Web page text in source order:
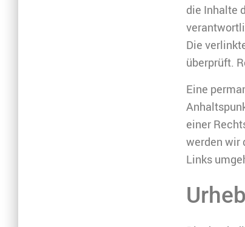
die Inhalte
Die
überprüft.
Eine
einer
werden wir
Links